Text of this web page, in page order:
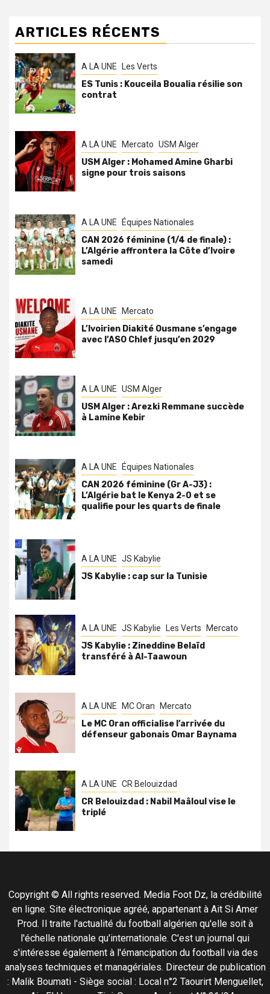
ARTICLES RÉCENTS
A LA UNE Les Verts
ES Tunis : Kouceila Boualia résilie son
contrat
A LA UNE Mercato USM Alger
USM Alger : Mohamed Amine Gharbi
signe pour trois saisons
A LA UNE Équipes Nationales
CAN 2026 féminine (1/4 de finale) :
L’Algérie affrontera la Côte d’Ivoire
samedi
A LA UNE Mercato
L’Ivoirien Diakité Ousmane s’engage
avec l’ASO Chlef jusqu’en 2029
A LA UNE USM Alger
USM Alger : Arezki Remmane succède
à Lamine Kebir
A LA UNE Équipes Nationales
CAN 2026 féminine (Gr A-J3) :
L’Algérie bat le Kenya 2-0 et se
qualifie pour les quarts de finale
A LA UNE JS Kabylie
JS Kabylie : cap sur la Tunisie
A LA UNE JS Kabylie Les Verts Mercato
JS Kabylie : Zineddine Belaïd
transféré à Al-Taawoun
A LA UNE MC Oran Mercato
Le MC Oran officialise l’arrivée du
défenseur gabonais Omar Baynama
A LA UNE CR Belouizdad
CR Belouizdad : Nabil Maâloul vise le
triplé
Copyright © All rights reserved. Media Foot Dz, la crédibilité
en ligne. Site électronique agréé, appartenant à Ait Si Amer
Prod. Il traite l'actualité du football algérien qu'elle soit à
l'échelle nationale qu'internationale. C'est un journal qui
s'intéresse également à l'émancipation du football via des
analyses techniques et managériales. Directeur de publication
: Malik Boumati - Siège social : Local n°2 Taourirt Menguellet,